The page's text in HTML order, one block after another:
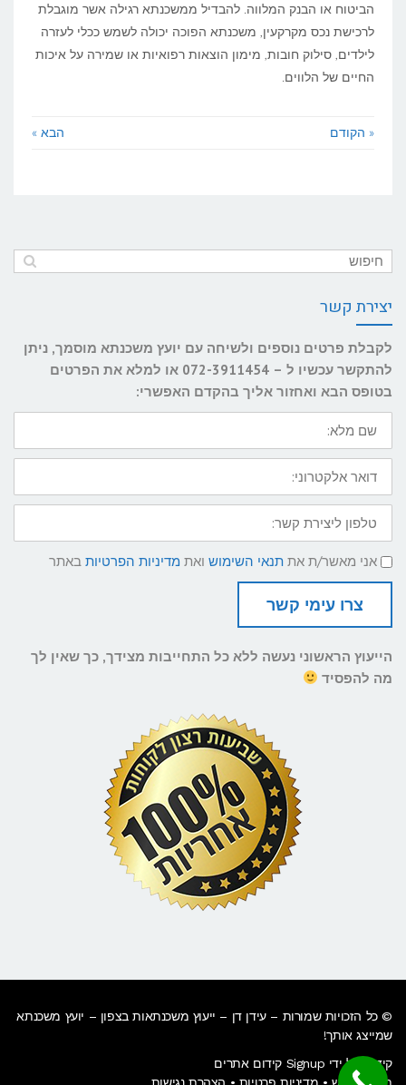
הביטוח או הבנק המלווה. להבדיל ממשכנתא רגילה אשר מוגבלת
לרכישת נכס מקרקעין, משכנתא הפוכה יכולה לשמש ככלי לעזרה
לילדים, סילוק חובות, מימון הוצאות רפואיות או שמירה על איכות
החיים של הלווים.
« הקודם הבא »
יצירת קשר
לקבלת פרטים נוספים ולשיחה עם יועץ משכנתא מוסמך, ניתן
להתקשר עכשיו ל – 072-3911454 או למלא את הפרטים
בטופס הבא ואחזור אליך בהקדם האפשרי:
שם
מלא:
דואר
אלקטרוני:
טלפון
ליצירת
קשר:
תנאי
שימוש
ומדיניות
פרטיות
אני מאשר/ת את תנאי השימוש ואת מדיניות הפרטיות באתר
צרו עימי קשר
הייעוץ הראשוני נעשה ללא כל התחייבות מצידך, כך שאין לך
מה להפסיד
© כל הזכויות שמורות – עידן דן – ייעוץ משכנתאות בצפון – יועץ משכנתא
שמייצג אותך!
קידום על ידי Signup קידום אתרים
תנאי שימוש • מדיניות פרטיות • הצהרת נגישות